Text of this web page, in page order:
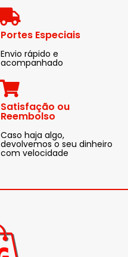
Portes Especiais
Envio rápido e
acompanhado
Satisfação ou
Reembolso
Caso haja algo,
devolvemos o seu dinheiro
com velocidade